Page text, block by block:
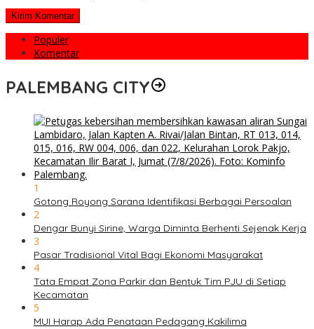
Populer
Komentar
PALEMBANG CITY
1
Gotong Royong Sarana Identifikasi Berbagai Persoalan
2
Dengar Bunyi Sirine, Warga Diminta Berhenti Sejenak Kerja
3
Pasar Tradisional Vital Bagi Ekonomi Masyarakat
4
Tata Empat Zona Parkir dan Bentuk Tim PJU di Setiap
Kecamatan
5
MUI Harap Ada Penataan Pedagang Kakilima